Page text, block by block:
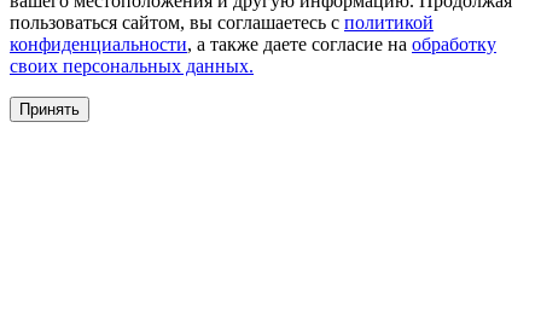
пользоваться сайтом, вы соглашаетесь с политикой
конфиденциальности, а также даете согласие на обработку
своих персональных данных.
Принять